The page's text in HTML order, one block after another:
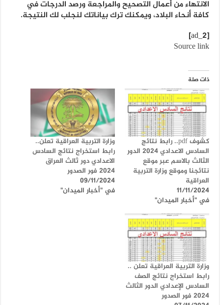
الانتهاء من أعمال التصحيح والمراجعة ورصد الدرجات في
كافة أنحاء البلاد، ويمكنك ترك بياناتك لنجلب لك النتيجة.
[ad_2]
Source link
ذات صلة
كشوف pdf.. رابط نتائج
السادس الاعدادي 2024 الدور
الثالث بالاسم عبر موقع
نتائجنا وموقع وزارة التربية
العراقية
11/11/2024
في "أخبار الميدان"
وزارة التربية العراقية تعلن..
رابط استخراج نتائج السادس
الاعدادي دور ثالث العراق
2024 فور الصدور
09/11/2024
في "أخبار الميدان"
وزارة التربية العراقية تعلن ..
رابط استخراج نتائج الصف
السادس الإعدادي الدور الثالث
2024 فور الصدور